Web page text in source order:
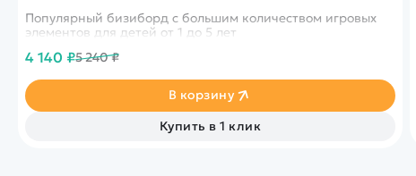
Популярный бизиборд с большим количеством игровых
элементов для детей от 1 до 5 лет
4 140 ₽5 240 ₽
В корзину
Купить в 1 клик